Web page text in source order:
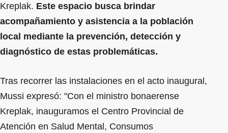
Kreplak. Este espacio busca brindar
acompañamiento y asistencia a la población
local mediante la prevención, detección y
diagnóstico de estas problemáticas.
Tras recorrer las instalaciones en el acto inaugural,
Mussi expresó: "Con el ministro bonaerense
Kreplak, inauguramos el Centro Provincial de
Atención en Salud Mental, Consumos